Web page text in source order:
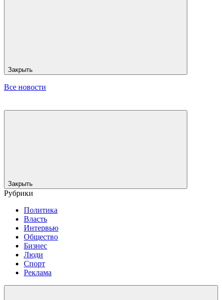
Закрыть
Все новости
Закрыть
Рубрики
Политика
Власть
Интервью
Общество
Бизнес
Люди
Спорт
Реклама